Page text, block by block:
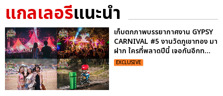
แกลเลอรีแนะนำ
เก็บตกภาพบรรยากาศงาน GYPSY
CARNIVAL #5 งานวัดภูเขาทอง มา
ฝาก ใครที่พลาดปีนี้ เจอกันอีกท...
EXCLUSIVE